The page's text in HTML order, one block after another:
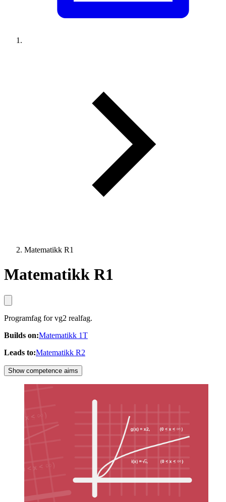
Matematikk R1
Matematikk R1
Programfag for vg2 realfag.
Builds on:Matematikk 1T
Leads to:Matematikk R2
Show competence aims